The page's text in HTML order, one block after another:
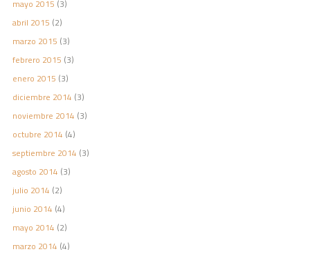
mayo 2015 (3)
abril 2015 (2)
marzo 2015 (3)
febrero 2015 (3)
enero 2015 (3)
diciembre 2014 (3)
noviembre 2014 (3)
octubre 2014 (4)
septiembre 2014 (3)
agosto 2014 (3)
julio 2014 (2)
junio 2014 (4)
mayo 2014 (2)
marzo 2014 (4)